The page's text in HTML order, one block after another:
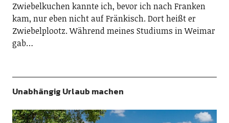
Zwiebelkuchen kannte ich, bevor ich nach Franken
kam, nur eben nicht auf Fränkisch. Dort heißt er
Zwiebelplootz. Während meines Studiums in Weimar
gab…
Unabhängig Urlaub machen